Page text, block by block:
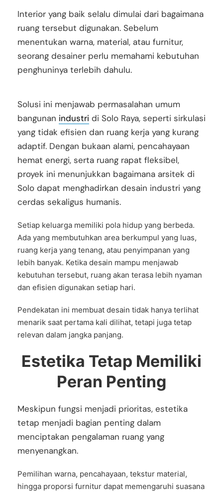
Interior yang baik selalu dimulai dari bagaimana
ruang tersebut digunakan. Sebelum
menentukan warna, material, atau furnitur,
seorang desainer perlu memahami kebutuhan
penghuninya terlebih dahulu.
Solusi ini menjawab permasalahan umum
bangunan industri di Solo Raya, seperti sirkulasi
yang tidak efisien dan ruang kerja yang kurang
adaptif. Dengan bukaan alami, pencahayaan
hemat energi, serta ruang rapat fleksibel,
proyek ini menunjukkan bagaimana arsitek di
Solo dapat menghadirkan desain industri yang
cerdas sekaligus humanis.
Setiap keluarga memiliki pola hidup yang berbeda.
Ada yang membutuhkan area berkumpul yang luas,
ruang kerja yang tenang, atau penyimpanan yang
lebih banyak. Ketika desain mampu menjawab
kebutuhan tersebut, ruang akan terasa lebih nyaman
dan efisien digunakan setiap hari.
Pendekatan ini membuat desain tidak hanya terlihat
menarik saat pertama kali dilihat, tetapi juga tetap
relevan dalam jangka panjang.
Estetika Tetap Memiliki
Peran Penting
Meskipun fungsi menjadi prioritas, estetika
tetap menjadi bagian penting dalam
menciptakan pengalaman ruang yang
menyenangkan.
Pemilihan warna, pencahayaan, tekstur material,
hingga proporsi furnitur dapat memengaruhi suasana